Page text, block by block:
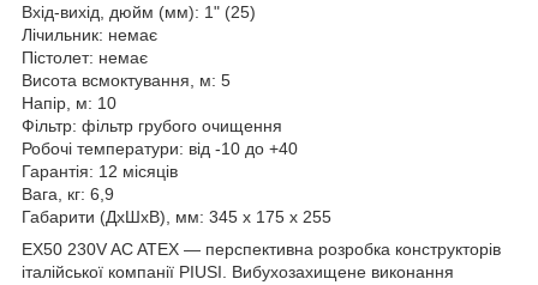
Вхід-вихід, дюйм (мм): 1" (25)
Лічильник: немає
Пістолет: немає
Висота всмоктування, м: 5
Напір, м: 10
Фільтр: фільтр грубого очищення
Робочі температури: від -10 до +40
Гарантія: 12 місяців
Вага, кг: 6,9
Габарити (ДхШхВ), мм: 345 х 175 х 255
EX50 230V AC ATEX — перспективна розробка конструкторів
італійської компанії PIUSI. Вибухозахищене виконання